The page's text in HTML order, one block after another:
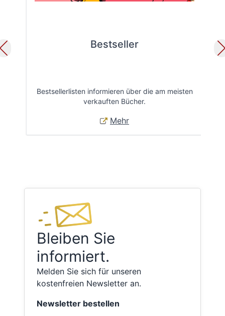
Bestseller
Bestsellerlisten informieren über die am meisten
verkauften Bücher.
Mehr
Bleiben Sie
informiert.
Melden Sie sich für unseren
kostenfreien Newsletter an.